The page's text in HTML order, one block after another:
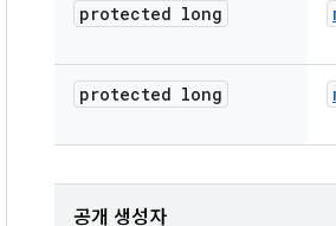
protected long
protected long
공개 생성자